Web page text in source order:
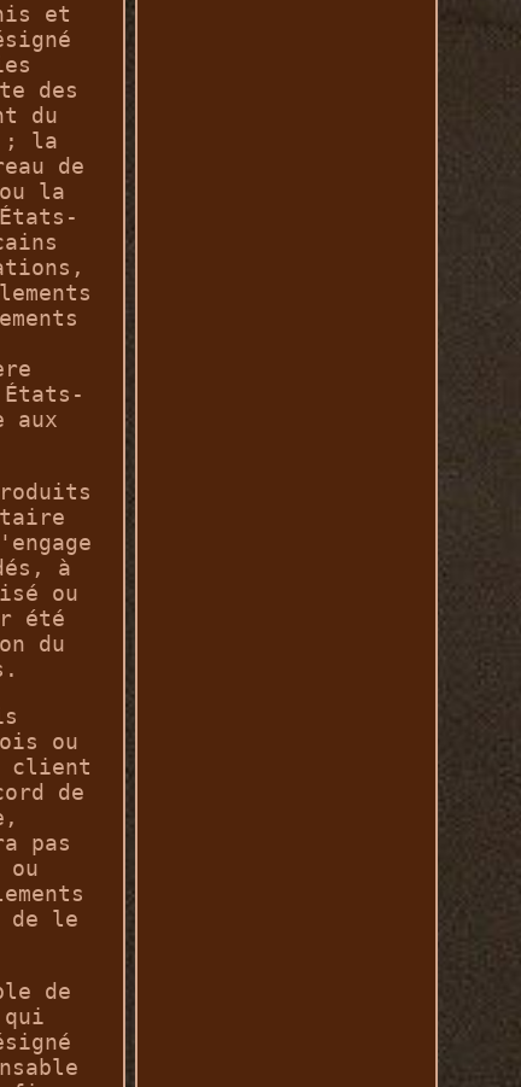
et
des
du
; la
de
la
aux
à
ou
été
du
ou
client
de
pas
ou
de le
de